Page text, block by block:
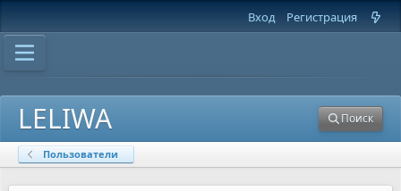
Вход Регистрация
LELIWA Поиск
Пользователи